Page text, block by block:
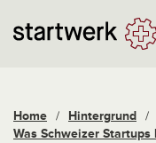
Home / Hintergrund /
Was Schweizer